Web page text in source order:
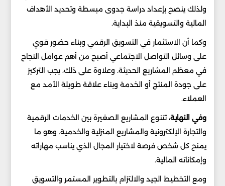
ولذلك ينصح بإعداد دراسة جدوى مبسطة وتحديد الأهداف
المالية والتسويقية منذ البداية.
وكما أن الاستثمار في التسويق الرقمي وبناء حضور قوي
على وسائل التواصل الاجتماعي أصبح من أهم عوامل النجاح
في معظم المشاريع الحديثة. وعلاوة على ذلك، يجب التركيز
على جودة المنتج أو الخدمة وبناء علاقة طويلة الأمد مع
العملاء.
وفي النهاية،تتنوع المشاريع الصغيرة بين الخدمات الرقمية
والتجارة الإلكترونية والمشاريع المنزلية والخدمية. وهو ما
يمنح كل شخص فرصة لاختيار المجال الذي يناسب مهاراته
وإمكاناته المالية.
ومع التخطيط الجيد والالتزام بالتطوير المستمر والتسويق